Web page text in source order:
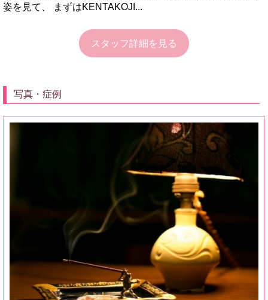
姿を見て、 まずはKENTAKOJI...
スタッフ詳細を見る
写真・症例